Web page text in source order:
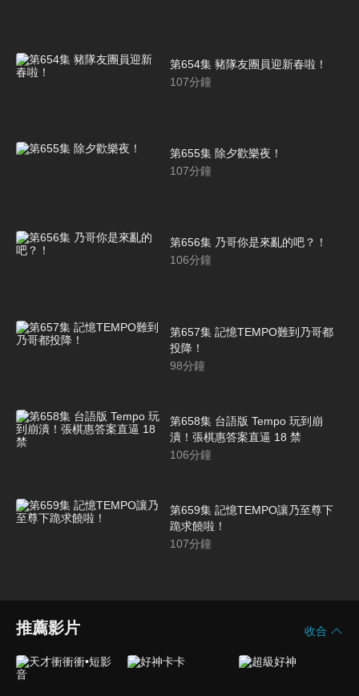
第654集 豬隊友團員迎新春啦！
107分鐘
第655集 除夕歡樂夜！
107分鐘
第656集 乃哥你是來亂的吧？！
106分鐘
第657集 記憶TEMPO難到乃哥都
投降！
98分鐘
第658集 台語版 Tempo 玩到崩
潰！張棋惠答案直逼 18 禁
106分鐘
第659集 記憶TEMPO讓乃至尊下
跪求饒啦！
107分鐘
推薦影片 收合